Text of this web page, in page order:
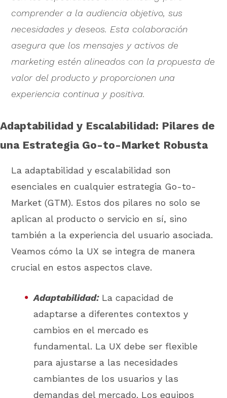
comprender a la audiencia objetivo, sus
necesidades y deseos. Esta colaboración
asegura que los mensajes y activos de
marketing estén alineados con la propuesta de
valor del producto y proporcionen una
experiencia continua y positiva.
Adaptabilidad y Escalabilidad: Pilares de
una Estrategia Go-to-Market Robusta
La adaptabilidad y escalabilidad son
esenciales en cualquier estrategia Go-to-
Market (GTM). Estos dos pilares no solo se
aplican al producto o servicio en sí, sino
también a la experiencia del usuario asociada.
Veamos cómo la UX se integra de manera
crucial en estos aspectos clave.
Adaptabilidad:La capacidad de
adaptarse a diferentes contextos y
cambios en el mercado es
fundamental. La UX debe ser flexible
para ajustarse a las necesidades
cambiantes de los usuarios y las
demandas del mercado. Los equipos